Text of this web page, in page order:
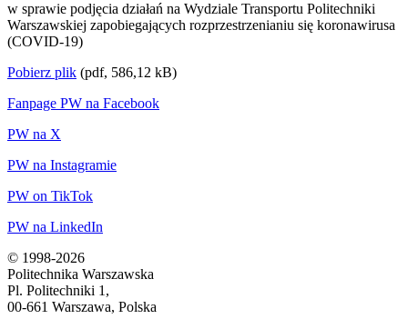
w sprawie podjęcia działań na Wydziale Transportu Politechniki
Warszawskiej zapobiegających rozprzestrzenianiu się koronawirusa
(COVID-19)
Pobierz plik (pdf, 586,12 kB)
Fanpage PW na Facebook
PW na X
PW na Instagramie
PW on TikTok
PW na LinkedIn
© 1998-2026
Politechnika Warszawska
Pl. Politechniki 1,
00-661 Warszawa, Polska